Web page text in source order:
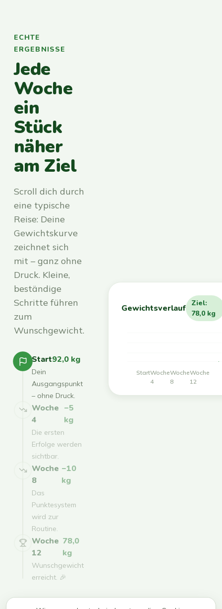
ECHTE
ERGEBNISSE
Jede
Woche
ein
Stück
näher
am Ziel
Scroll dich durch
eine typische
Reise: Deine
Gewichtskurve
zeichnet sich
mit – ganz ohne
Druck. Kleine,
beständige
Schritte führen
zum
Wunschgewicht.
Start92,0 kg
Dein
Ausgangspunkt
– ohne Druck.
Woche
4
−5
kg
Die ersten
Erfolge werden
sichtbar.
Woche
8
−10
kg
Das
Punktesystem
wird zur
Routine.
Woche
12
78,0
kg
Wunschgewicht
erreicht. 🎉
Gewichtsverlauf
Ziel:
78,0 kg
StartWoche
4
Woche
8
Woche
12